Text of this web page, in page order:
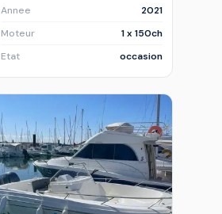
Annee
2021
Moteur
1 x 150ch
Etat
occasion